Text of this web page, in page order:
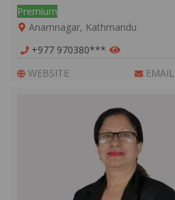
Premium
Anamnagar, Kathmandu
+977 970380***
WEBSITE
EMAIL